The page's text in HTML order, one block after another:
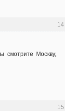
14
смотрите Москву,
15